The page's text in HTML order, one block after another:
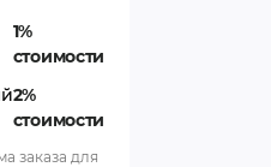
1%
стоимости
2%
стоимости
заказа для